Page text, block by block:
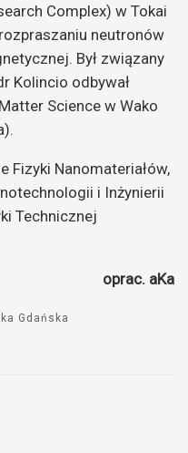
Complex) w Tokai
neutronów
Był związany
Kolincio odbywał
Science w Wako
Fizyki Nanomateriałów,
i Inżynierii
Technicznej
oprac. aKa
Gdańska